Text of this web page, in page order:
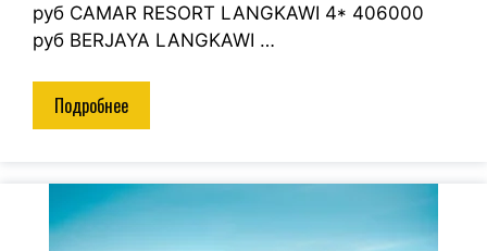
руб CAMAR RESORT LANGKAWI 4* 406000
руб BERJAYA LANGKAWI …
Подробнее